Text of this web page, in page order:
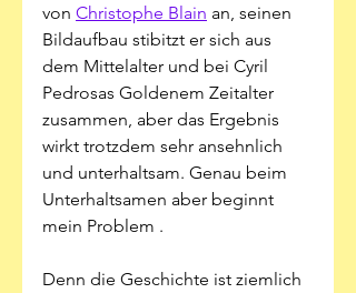
von Christophe Blain an, seinen
Bildaufbau stibitzt er sich aus
dem Mittelalter und bei Cyril
Pedrosas Goldenem Zeitalter
zusammen, aber das Ergebnis
wirkt trotzdem sehr ansehnlich
und unterhaltsam. Genau beim
Unterhaltsamen aber beginnt
mein Problem .
Denn die Geschichte ist ziemlich